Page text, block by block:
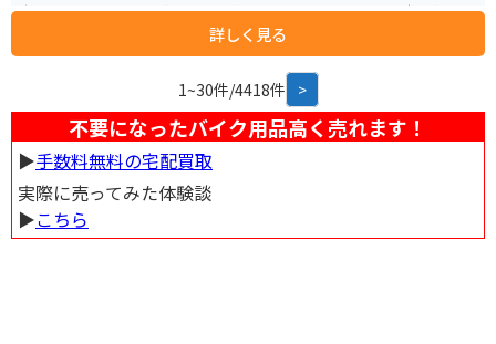
時間も要しません。その割に工夫を凝らして展示されているので十分楽しめ
ます。国道４２号線からやや西に入ったところにあり、周辺は落ち着いた環
境です。海岸もすぐそばにあります。
詳しく見る
1~30件/4418件 >
不要になったバイク用品高く売れます！
▶︎手数料無料の宅配買取
実際に売ってみた体験談
▶︎こちら